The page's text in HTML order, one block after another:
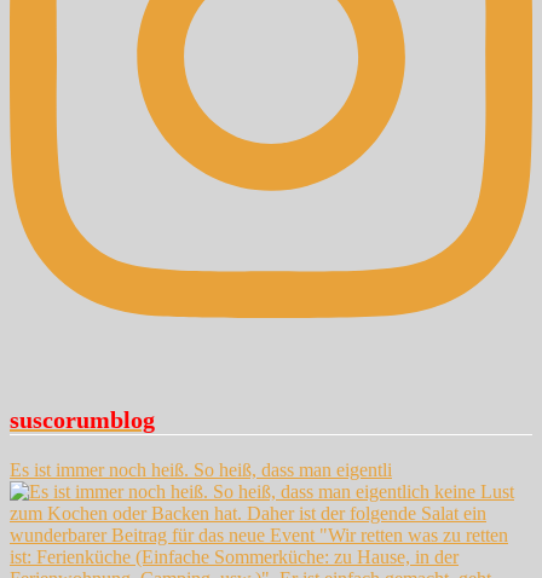
suscorumblog
Es ist immer noch heiß. So heiß, dass man eigentli